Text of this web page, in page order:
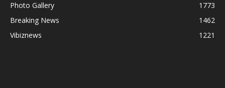
Photo Gallery
1773
Breaking News
1462
Vibiznews
1221